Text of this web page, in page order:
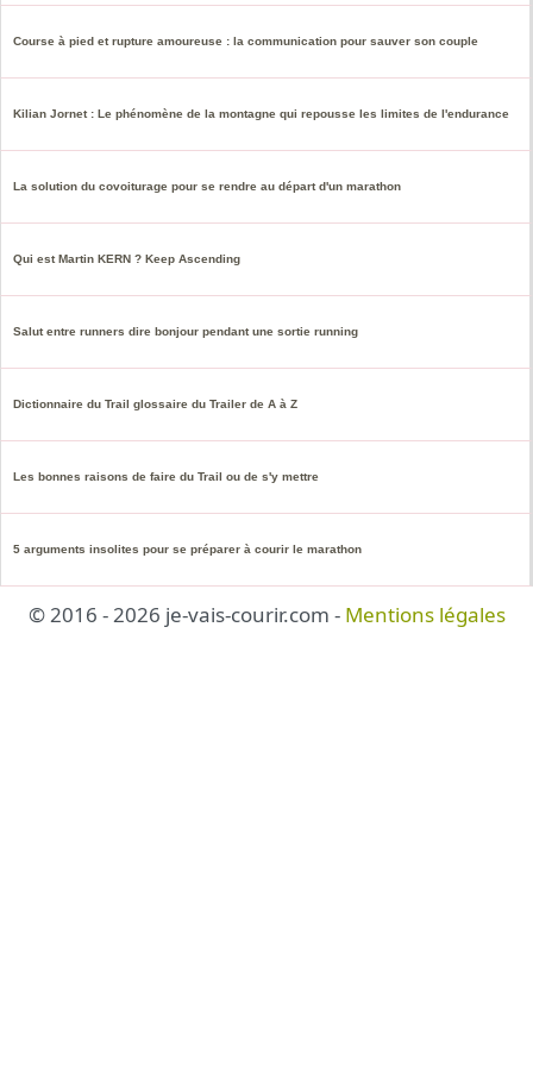
Course à pied et rupture amoureuse : la communication pour sauver son couple
Kilian Jornet : Le phénomène de la montagne qui repousse les limites de l'endurance
La solution du covoiturage pour se rendre au départ d'un marathon
Qui est Martin KERN ? Keep Ascending
Salut entre runners dire bonjour pendant une sortie running
Dictionnaire du Trail glossaire du Trailer de A à Z
Les bonnes raisons de faire du Trail ou de s'y mettre
5 arguments insolites pour se préparer à courir le marathon
© 2016 - 2026 je-vais-courir.com - Mentions légales